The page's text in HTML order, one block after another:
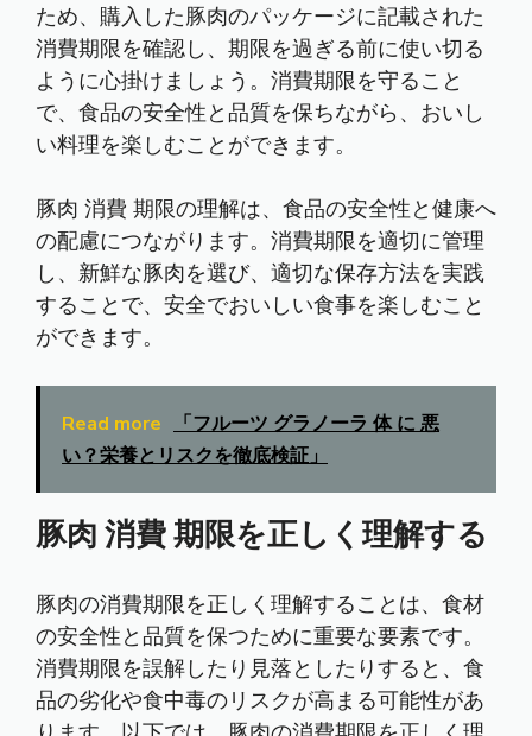
ため、購入した豚肉のパッケージに記載された
消費期限を確認し、期限を過ぎる前に使い切る
ように心掛けましょう。消費期限を守ること
で、食品の安全性と品質を保ちながら、おいし
い料理を楽しむことができます。
豚肉 消費 期限の理解は、食品の安全性と健康へ
の配慮につながります。消費期限を適切に管理
し、新鮮な豚肉を選び、適切な保存方法を実践
することで、安全でおいしい食事を楽しむこと
ができます。
Read more
「フルーツ グラノーラ 体 に 悪
い？栄養とリスクを徹底検証」
豚肉 消費 期限を正しく理解する
豚肉の消費期限を正しく理解することは、食材
の安全性と品質を保つために重要な要素です。
消費期限を誤解したり見落としたりすると、食
品の劣化や食中毒のリスクが高まる可能性があ